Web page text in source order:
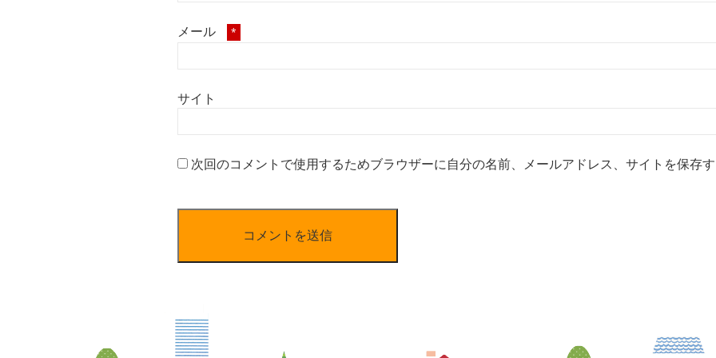
メール *
サイト
次回のコメントで使用するためブラウザーに自分の名前、メールアドレス、サイトを保存